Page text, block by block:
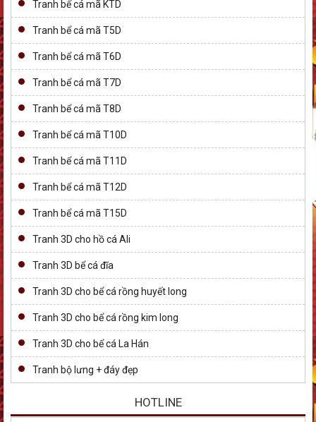
Tranh bể cá mã KTD
Tranh bể cá mã T5D
Tranh bể cá mã T6D
Tranh bể cá mã T7D
Tranh bể cá mã T8D
Tranh bể cá mã T10D
Tranh bể cá mã T11D
Tranh bể cá mã T12D
Tranh bể cá mã T15D
Tranh 3D cho hồ cá Ali
Tranh 3D bể cá đĩa
Tranh 3D cho bể cá rồng huyết long
Tranh 3D cho bể cá rồng kim long
Tranh 3D cho bể cá La Hán
Tranh bộ lưng + đáy đẹp
HOTLINE